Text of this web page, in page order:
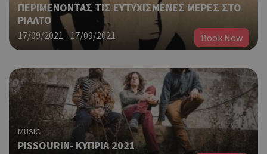
ΠΕΡΙΜΕΝΟΝΤΑΣ ΤΙΣ ΕΥΤΥΧΙΣΜΕΝΕΣ ΜΕΡΕΣ ΣΤΟ
ΡΙΑΛΤΟ
17/09/2021 - 17/09/2021 Book Now
MUSIC
PISSOURIN- KΥΠΡΙΑ 2021